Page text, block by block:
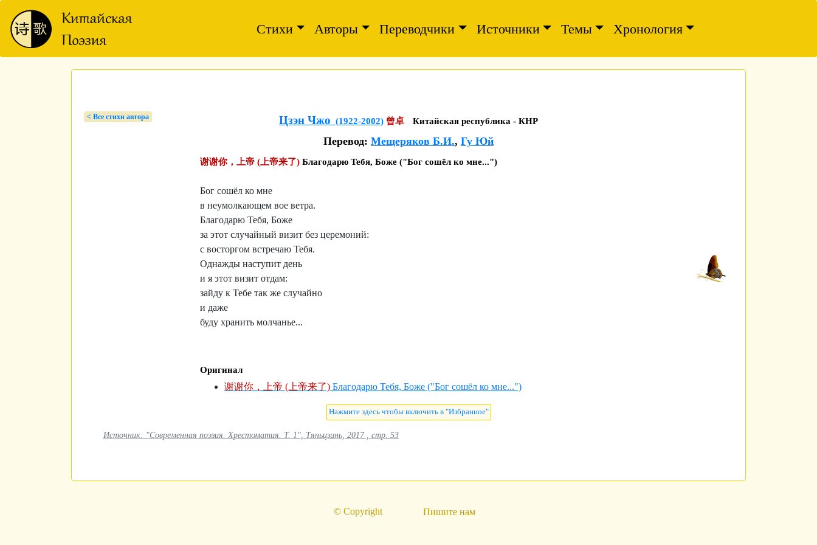
Стихи Авторы Переводчики Источники Темы Хронология
< Bсе стихи автора Цзэн Чжо (1922-2002) 曾卓 Китайская республика - КНР
Перевод: Мещеряков Б.И., Гу Юй
谢谢你，上帝 (上帝来了) Благодарю Тебя, Боже ("Бог сошёл ко мне...")
Бог сошёл ко мне
в неумолкающем вое ветра.
Благодарю Тебя, Боже
за этот случайный визит без церемоний:
с восторгом встречаю Тебя.
Однажды наступит день
и я этот визит отдам:
зайду к Тебе так же случайно
и даже
буду хранить молчанье...
Оригинал
谢谢你，上帝 (上帝来了) Благодарю Тебя, Боже ("Бог сошёл ко мне...")
Источник: "Современная поэзия. Хрестоматия. Т. 1", Тяньцзинь, 2017 , стр. 53
© Copyright Пишите нам